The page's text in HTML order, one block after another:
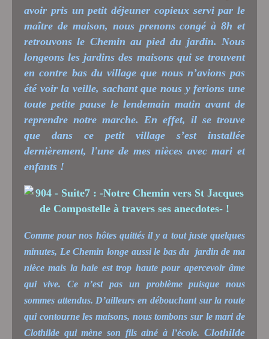
avoir pris un petit déjeuner copieux servi par le
maître de maison, nous prenons congé à 8h et
retrouvons le Chemin au pied du jardin. Nous
longeons les jardins des maisons qui se trouvent
en contre bas du village que nous n’avions pas
été voir la veille, sachant que nous y ferions une
toute petite pause le lendemain matin avant de
reprendre notre marche. En effet, il se trouve
que dans ce petit village s’est installée
dernièrement, l'une de mes nièces avec mari et
enfants !
Comme pour nos hôtes quittés il y a tout juste quelques
minutes, Le Chemin longe aussi le bas du jardin de ma
nièce mais la haie est trop haute pour apercevoir âme
qui vive. Ce n’est pas un problème puisque nous
sommes attendus. D’ailleurs en débouchant sur la route
qui contourne les maisons, nous tombons sur le mari de
Clothilde qui mène son fils ainé à l’école. Clothilde